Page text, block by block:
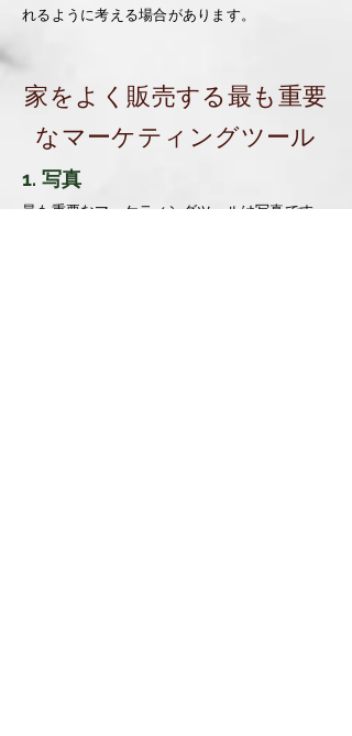
れるように考える場合があります。
家をよく販売する最も重要
なマーケティングツール
1. 写真
最も重要なマーケティングツールは写真です。